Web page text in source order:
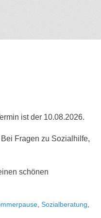
ist der 10.08.2026.
Fragen zu Sozialhilfe,
schönen
, Sozialberatung,